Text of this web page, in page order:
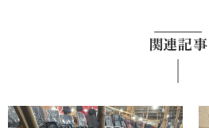
関連記事